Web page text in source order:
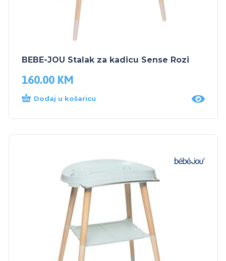
BEBE-JOU Stalak za kadicu Sense Rozi
160.00 KM
Dodaj u košaricu